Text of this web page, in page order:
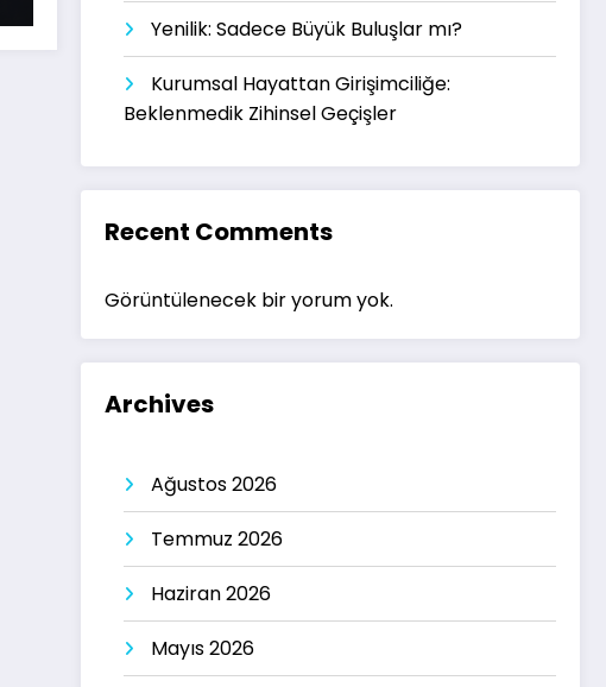
Yenilik: Sadece Büyük Buluşlar mı?
Kurumsal Hayattan Girişimciliğe:
Beklenmedik Zihinsel Geçişler
Recent Comments
Görüntülenecek bir yorum yok.
Archives
Ağustos 2026
Temmuz 2026
Haziran 2026
Mayıs 2026